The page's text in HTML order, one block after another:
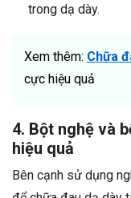
trong dạ dày.
Xem thêm: Chữa
cực hiệu quả
4. Bột nghệ và
hiệu quả
Bên cạnh sử dụng